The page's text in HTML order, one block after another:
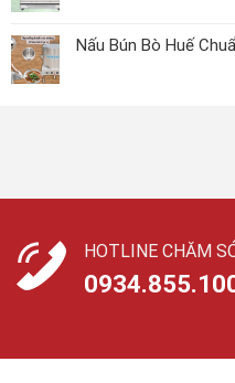
Nấu Bún Bò Huế
HOTLINE CHĂM